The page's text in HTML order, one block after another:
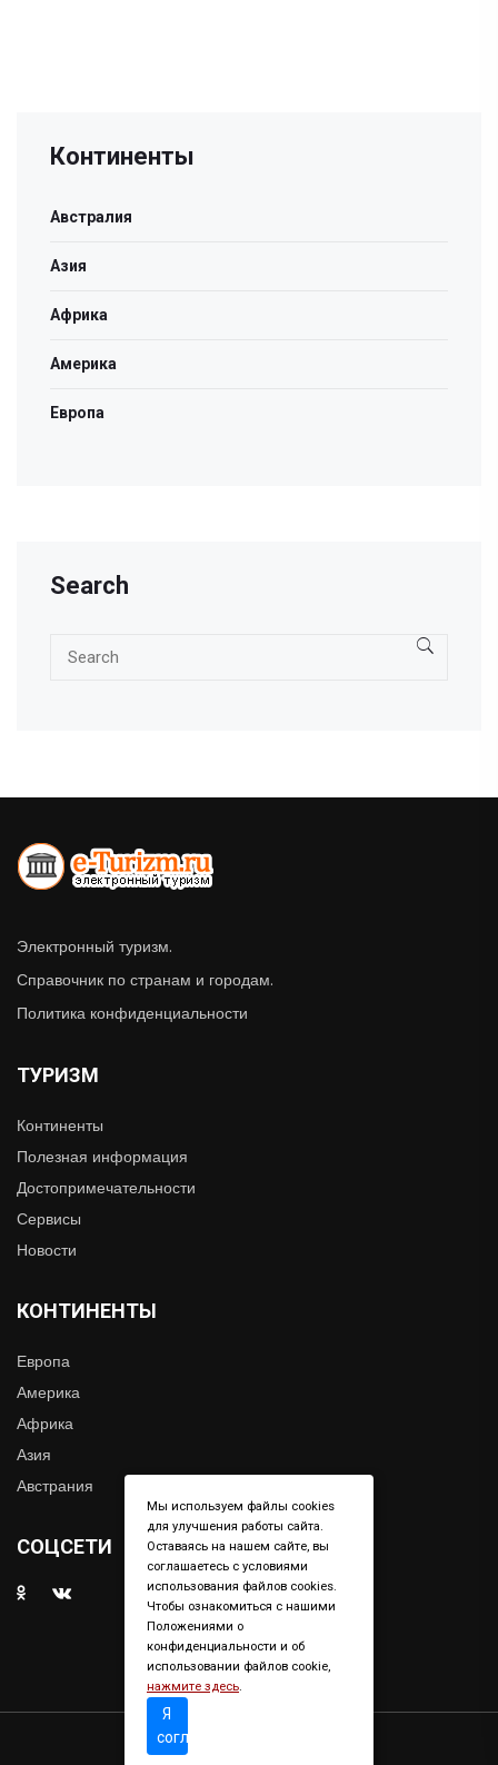
Континенты
Австралия
Азия
Африка
Америка
Европа
Search
Электронный туризм.
Справочник по странам и городам.
Политика конфиденциальности
ТУРИЗМ
Континенты
Полезная информация
Достопримечательности
Сервисы
Новости
КОНТИНЕНТЫ
Европа
Америка
Африка
Азия
Австрания
СОЦСЕТИ
Copyright © 2019. All right reserved
Мы используем файлы cookies
для улучшения работы сайта.
Оставаясь на нашем сайте, вы
соглашаетесь с условиями
использования файлов cookies.
Чтобы ознакомиться с нашими
Положениями о
конфиденциальности и об
использовании файлов cookie,
нажмите здесь.
Я
согласен